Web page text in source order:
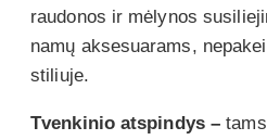
raudonos ir mėlynos
namų aksesuarams,
stiliuje.
Tvenkinio atspindys –